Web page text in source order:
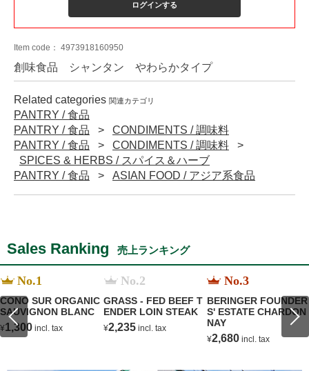
ログインする
Item code： 4973918160950
創味食品 シャンタン やわらかタイプ
Related categories 関連カテゴリ
PANTRY / 食品
PANTRY / 食品
CONDIMENTS / 調味料
PANTRY / 食品
CONDIMENTS / 調味料
SPICES & HERBS / スパイス＆ハーブ
PANTRY / 食品
ASIAN FOOD / アジア系食品
Sales Ranking 売上ランキング
No.1
CONO SUR ORGANIC
SAUVIGNON BLANC
¥1,300 incl. tax
No.2
GRASS - FED BEEF T
ENDER LOIN STEAK
¥2,235 incl. tax
No.3
BERINGER FOUNDER
S' ESTATE CHARDON
NAY
¥2,680 incl. tax